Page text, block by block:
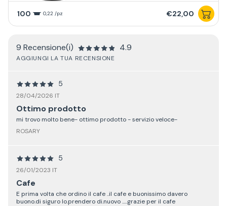
100 0,22 /pz €22,00
9 Recensione(i) 4.9
AGGIUNGI LA TUA RECENSIONE
5
28/04/2026 IT
Ottimo prodotto
mi trovo molto bene- ottimo prodotto - servizio veloce-
ROSARY
5
26/01/2023 IT
Cafe
E prima volta che ordino il cafe ..il cafe e buonissimo davero
buono.di siguro lo.prendero di.nuovo .....grazie per il cafe